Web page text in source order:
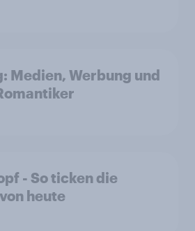
Medien, Werbung und
- So ticken die
heute